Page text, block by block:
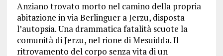
Anziano trovato morto nel camino della propria
abitazione in via Berlinguer a Jerzu, disposta
l’autopsia. Una drammatica fatalità scuote la
comunità di Jerzu, nel rione di Mesuidda. Il
ritrovamento del corpo senza vita di un